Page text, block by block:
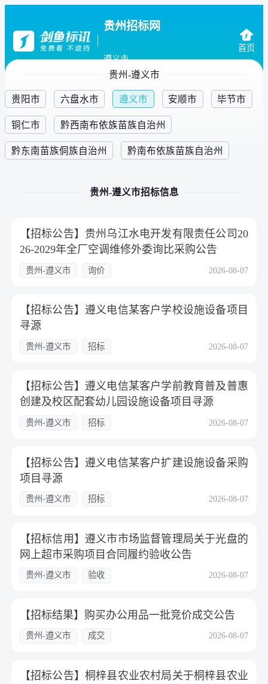
贵州招标网
遵义市
首页
贵州-遵义市
贵阳市 六盘水市 遵义市 安顺市 毕节市
铜仁市 黔西南布依族苗族自治州
黔东南苗族侗族自治州 黔南布依族苗族自治州
贵州-遵义市招标信息
【招标公告】贵州乌江水电开发有限责任公司20
26-2029年全厂空调维修外委询比采购公告
贵州-遵义市 询价 2026-08-07
【招标公告】遵义电信某客户学校设施设备项目
寻源
贵州-遵义市 招标 2026-08-07
【招标公告】遵义电信某客户学前教育普及普惠
创建及校区配套幼儿园设施设备项目寻源
贵州-遵义市 招标 2026-08-07
【招标公告】遵义电信某客户扩建设施设备采购
项目寻源
贵州-遵义市 招标 2026-08-07
【招标信用】遵义市市场监督管理局关于光盘的
网上超市采购项目合同履约验收公告
贵州-遵义市 验收 2026-08-07
【招标结果】购买办公用品一批竞价成交公告
贵州-遵义市 成交 2026-08-07
【招标公告】桐梓县农业农村局关于桐梓县农业